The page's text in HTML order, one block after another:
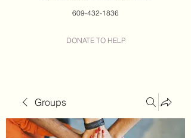
609-432-1836
DONATE TO HELP
Groups